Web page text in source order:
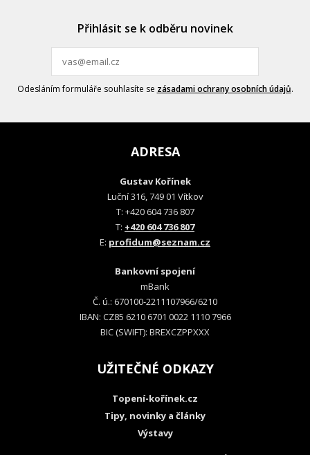
Přihlásit se k odběru novinek
Odesláním formuláře souhlasíte se zásadami ochrany osobních údajů.
ADRESA
Gustav Kořínek
Luční 316, 749 01 Vítkov
T: +420 604 736 807
T: +420 604 736 807
E: profidum@seznam.cz
Bankovní spojení
mBank
Č. ú.: 670100-2211107966/6210
IBAN: CZ85 6210 6701 0022 1110 7966
BIC (SWIFT): BREXCZPPXXX
UŽITEČNÉ ODKAZY
Topení-kořínek.cz
Tipy, novinky a články
Výstavy